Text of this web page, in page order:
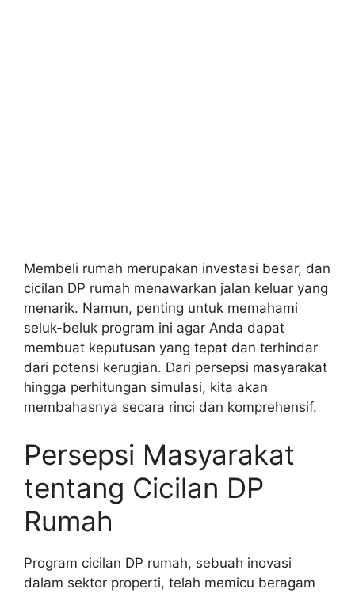
Membeli rumah merupakan investasi besar, dan
cicilan DP rumah menawarkan jalan keluar yang
menarik. Namun, penting untuk memahami
seluk-beluk program ini agar Anda dapat
membuat keputusan yang tepat dan terhindar
dari potensi kerugian. Dari persepsi masyarakat
hingga perhitungan simulasi, kita akan
membahasnya secara rinci dan komprehensif.
Persepsi Masyarakat
tentang Cicilan DP
Rumah
Program cicilan DP rumah, sebuah inovasi
dalam sektor properti, telah memicu beragam